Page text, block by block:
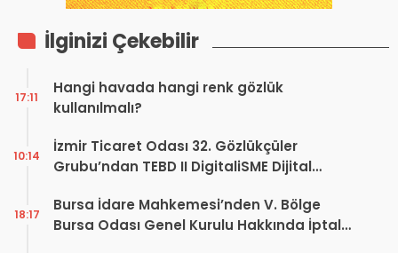
İlginizi Çekebilir
Hangi havada hangi renk gözlük
kullanılmalı?
17:11
İzmir Ticaret Odası 32. Gözlükçüler
Grubu’ndan TEBD II DigitaliSME Dijital
10:14
Bursa İdare Mahkemesi’nden V. Bölge
Bursa Odası Genel Kurulu Hakkında İptal
18:17